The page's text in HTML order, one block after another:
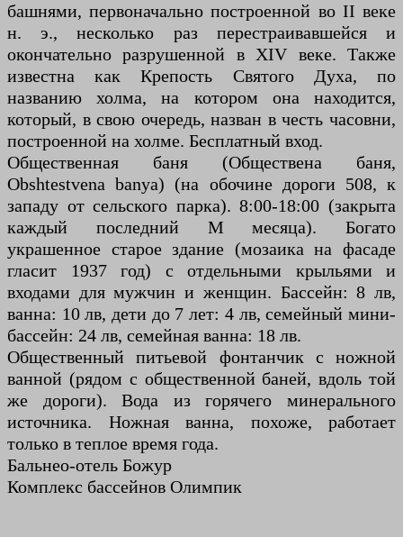
башнями, первоначально построенной во II веке
н. э., несколько раз перестраивавшейся и
окончательно разрушенной в XIV веке. Также
известна как Крепость Святого Духа, по
названию холма, на котором она находится,
который, в свою очередь, назван в честь часовни,
построенной на холме. Бесплатный вход.
Общественная баня (Обществена баня,
Obshtestvena banya) (на обочине дороги 508, к
западу от сельского парка). 8:00-18:00 (закрыта
каждый последний М месяца). Богато
украшенное старое здание (мозаика на фасаде
гласит 1937 год) с отдельными крыльями и
входами для мужчин и женщин. Бассейн: 8 лв,
ванна: 10 лв, дети до 7 лет: 4 лв, семейный мини-
бассейн: 24 лв, семейная ванна: 18 лв.
Общественный питьевой фонтанчик с ножной
ванной (рядом с общественной баней, вдоль той
же дороги). Вода из горячего минерального
источника. Ножная ванна, похоже, работает
только в теплое время года.
Бальнео-отель Божур
Комплекс бассейнов Олимпик